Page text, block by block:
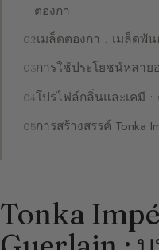
ตองกา
เมล็ดตองกา : เมล็ดพั
การใช้ประโยชน์หลาย
โปรไฟล์กลิ่นและเคมี :
การสร้างสรรค์ Tonka
Tonka